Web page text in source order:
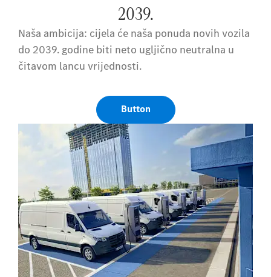
2039.
Naša ambicija: cijela će naša ponuda novih vozila
do 2039. godine biti neto ugljično neutralna u
čitavom lancu vrijednosti.
Button